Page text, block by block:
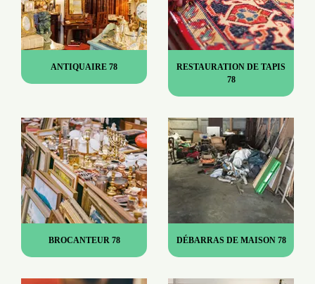
ANTIQUAIRE 78
RESTAURATION DE TAPIS
78
BROCANTEUR 78 DÉBARRAS DE MAISON 78